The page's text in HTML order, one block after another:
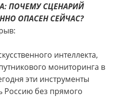
ПОЧЕМУ СЦЕНАРИЙ
ОПАСЕН СЕЙЧАС?
интеллекта,
мониторинга в
эти инструменты
Россию без прямого